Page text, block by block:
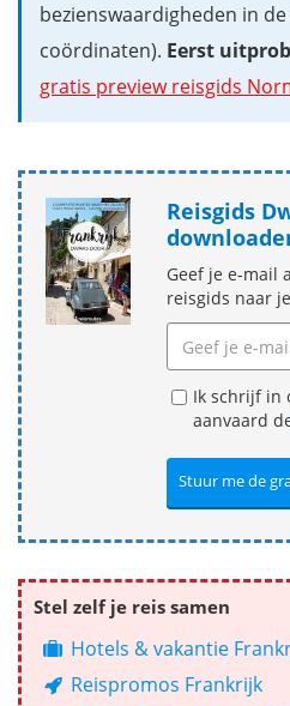
bezienswaardigheden in de
coördinaten). Eerst
gratis preview reisgids
Reisgids
Geef je e-mail
reisgids naar
Ik schrijf in
aanvaard
Stel zelf je reis samen
Hotels & vakantie
Reispromos Frankrijk